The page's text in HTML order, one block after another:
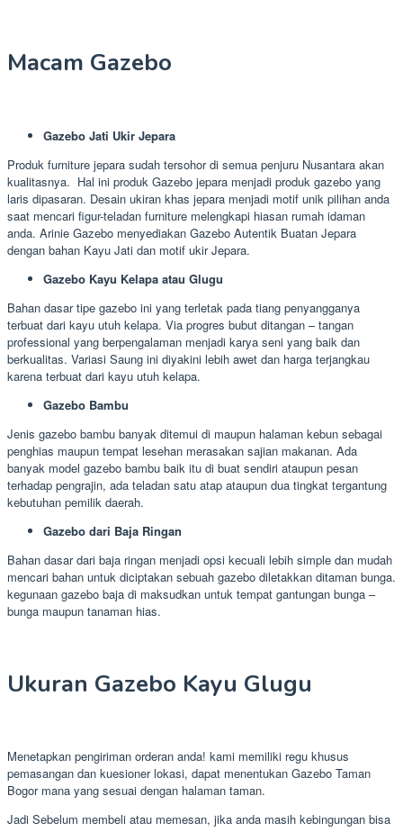
Macam Gazebo
Gazebo Jati Ukir Jepara
Produk furniture jepara sudah tersohor di semua penjuru Nusantara akan
kualitasnya. Hal ini produk Gazebo jepara menjadi produk gazebo yang
laris dipasaran. Desain ukiran khas jepara menjadi motif unik pilihan anda
saat mencari figur-teladan furniture melengkapi hiasan rumah idaman
anda. Arinie Gazebo menyediakan Gazebo Autentik Buatan Jepara
dengan bahan Kayu Jati dan motif ukir Jepara.
Gazebo Kayu Kelapa atau Glugu
Bahan dasar tipe gazebo ini yang terletak pada tiang penyangganya
terbuat dari kayu utuh kelapa. Via progres bubut ditangan – tangan
professional yang berpengalaman menjadi karya seni yang baik dan
berkualitas. Variasi Saung ini diyakini lebih awet dan harga terjangkau
karena terbuat dari kayu utuh kelapa.
Gazebo Bambu
Jenis gazebo bambu banyak ditemui di maupun halaman kebun sebagai
penghias maupun tempat lesehan merasakan sajian makanan. Ada
banyak model gazebo bambu baik itu di buat sendiri ataupun pesan
terhadap pengrajin, ada teladan satu atap ataupun dua tingkat tergantung
kebutuhan pemilik daerah.
Gazebo dari Baja Ringan
Bahan dasar dari baja ringan menjadi opsi kecuali lebih simple dan mudah
mencari bahan untuk diciptakan sebuah gazebo diletakkan ditaman bunga.
kegunaan gazebo baja di maksudkan untuk tempat gantungan bunga –
bunga maupun tanaman hias.
Ukuran Gazebo Kayu Glugu
Menetapkan pengiriman orderan anda! kami memiliki regu khusus
pemasangan dan kuesioner lokasi, dapat menentukan Gazebo Taman
Bogor mana yang sesuai dengan halaman taman.
Jadi Sebelum membeli atau memesan, jika anda masih kebingungan bisa